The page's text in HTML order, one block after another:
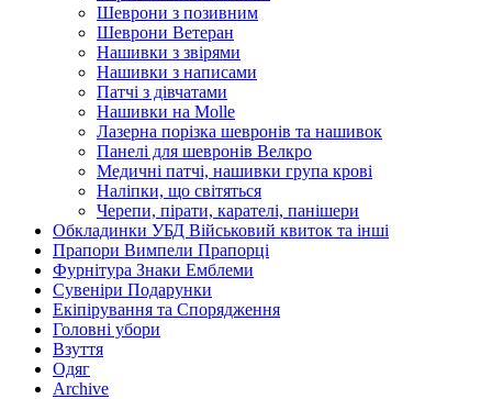
Шеврони з позивним
Шеврони Ветеран
Нашивки з звірями
Нашивки з написами
Патчі з дівчатами
Нашивки на Molle
Лазерна порізка шевронів та нашивок
Панелі для шевронів Велкро
Медичні патчі, нашивки група крові
Наліпки, що світяться
Черепи, пірати, карателі, панішери
Обкладинки УБД Військовий квиток та інші
Прапори Вимпели Прапорці
Фурнітура Знаки Емблеми
Сувеніри Подарунки
Екіпірування та Спорядження
Головні убори
Взуття
Одяг
Archive